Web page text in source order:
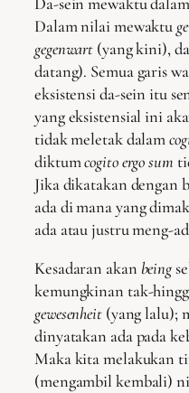
Dalam nilai mewaktu
gegenwart (yang kini),
datang). Semua garis
eksistensi da-sein itu
yang eksistensial ini
tidak meletak dalam
diktumcogito ergo sum
Jika dikatakan dengan
ada di mana yang
ada atau justru meng-
Kesadaran akan being
kemungkinan tak-
gewesenheit(yang lalu);
dinyatakan ada pada
Maka kita melakukan
(mengambil kembali)